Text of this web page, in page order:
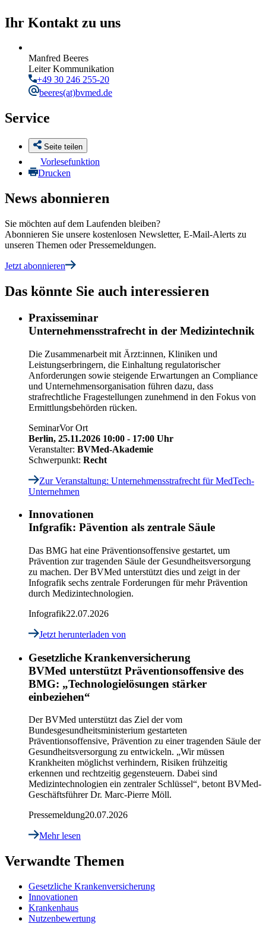
Ihr Kontakt zu uns
Manfred Beeres
Leiter Kommunikation
+49 30 246 255-20
beeres(at)bvmed.de
Service
Seite teilen
Vorlesefunktion
Drucken
News abonnieren
Sie möchten auf dem Laufenden bleiben?
Abonnieren Sie unsere kostenlosen Newsletter, E-Mail-Alerts zu
unseren Themen oder Pressemeldungen.
Jetzt abonnieren
Das könnte Sie auch interessieren
Praxisseminar
Unternehmensstrafrecht in der Medizintechnik
Die Zusammenarbeit mit Ärzt:innen, Kliniken und
Leistungserbringern, die Einhaltung regulatorischer
Anforderungen sowie steigende Erwartungen an Compliance
und Unternehmensorganisation führen dazu, dass
strafrechtliche Fragestellungen zunehmend in den Fokus von
Ermittlungsbehörden rücken.
SeminarVor Ort
Berlin, 25.11.2026 10:00 - 17:00 Uhr
Veranstalter: BVMed-Akademie
Schwerpunkt: Recht
Zur Veranstaltung: Unternehmensstrafrecht für MedTech-
Unternehmen
Innovationen
Infgrafik: Pävention als zentrale Säule
Das BMG hat eine Präventionsoffensive gestartet, um
Prävention zur tragenden Säule der Gesundheitsversorgung
zu machen. Der BVMed unterstützt dies und zeigt in der
Infografik sechs zentrale Forderungen für mehr Prävention
durch Medizintechnologien.
Infografik22.07.2026
Jetzt herunterladen von
Gesetzliche Krankenversicherung
BVMed unterstützt Präventionsoffensive des
BMG: „Technologielösungen stärker
einbeziehen“
Der BVMed unterstützt das Ziel der vom
Bundesgesundheitsministerium gestarteten
Präventionsoffensive, Prävention zu einer tragenden Säule der
Gesundheitsversorgung zu entwickeln. „Wir müssen
Krankheiten möglichst verhindern, Risiken frühzeitig
erkennen und rechtzeitig gegensteuern. Dabei sind
Medizintechnologien ein zentraler Schlüssel“, betont BVMed-
Geschäftsführer Dr. Marc-Pierre Möll.
Pressemeldung20.07.2026
Mehr lesen
Verwandte Themen
Gesetzliche Krankenversicherung
Innovationen
Krankenhaus
Nutzenbewertung